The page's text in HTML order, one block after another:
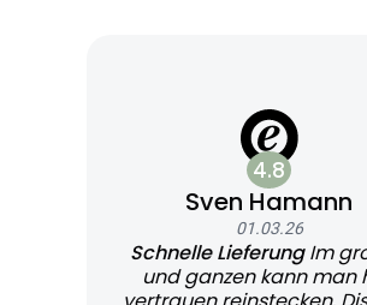
4.8
Sven Hamann
01.03.26
Schnelle LieferungIm
und ganzen kann man